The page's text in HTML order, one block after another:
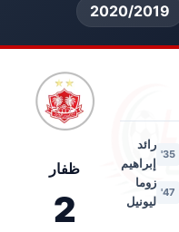
2020/2019
35'
رائد
إبراهيم
47'
زوما
ليونيل
ظفار
2